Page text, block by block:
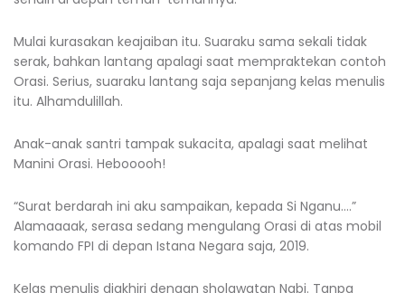
Mulai kurasakan keajaiban itu. Suaraku sama sekali tidak
serak, bahkan lantang apalagi saat mempraktekan contoh
Orasi. Serius, suaraku lantang saja sepanjang kelas menulis
itu. Alhamdulillah.
Anak-anak santri tampak sukacita, apalagi saat melihat
Manini Orasi. Hebooooh!
“Surat berdarah ini aku sampaikan, kepada Si Nganu….”
Alamaaaak, serasa sedang mengulang Orasi di atas mobil
komando FPI di depan Istana Negara saja, 2019.
Kelas menulis diakhiri dengan sholawatan Nabi. Tanpa